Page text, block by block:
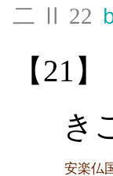
二 Ⅱ 22
【21
き
安楽仏